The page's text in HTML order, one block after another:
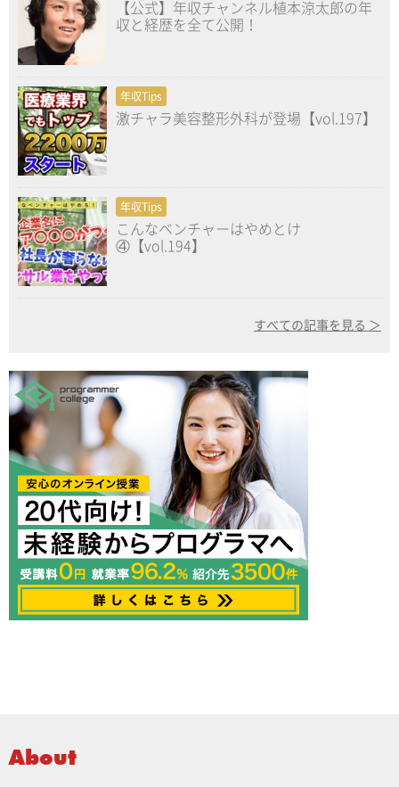
【公式】年収チャンネル植本涼太郎の年
収と経歴を全て公開！
年収Tips
激チャラ美容整形外科が登場【vol.197】
年収Tips
こんなベンチャーはやめとけ
④【vol.194】
すべての記事を見る ＞
About